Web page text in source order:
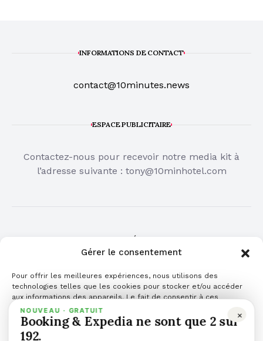
Gérer le consentement
Pour offrir les meilleures expériences, nous utilisons des
technologies telles que les cookies pour stocker et/ou accéder
aux informations des appareils. Le fait de consentir à ces
technologies nous permettra de traiter des données telles que le
comportement de navigation ou les ID uniques sur ce site. Le fait
de ne pas consentir ou de retirer son consentement peut avoir un
effet négatif sur certaines caractéristiques et fonctions.
INFORMATIONS DE CONTACT
contact@10minutes.news
ESPACE PUBLICITAIRE
Contactez-nous pour recevoir notre media kit à
l’adresse suivante : tony@10minhotel.com
COMMUNIQUÉ DE PRESSE
Cliquez ici pour publier votre communiqué de
presse
×
NOUVEAU · GRATUIT
Booking & Expedia ne sont que 2 sur
192.